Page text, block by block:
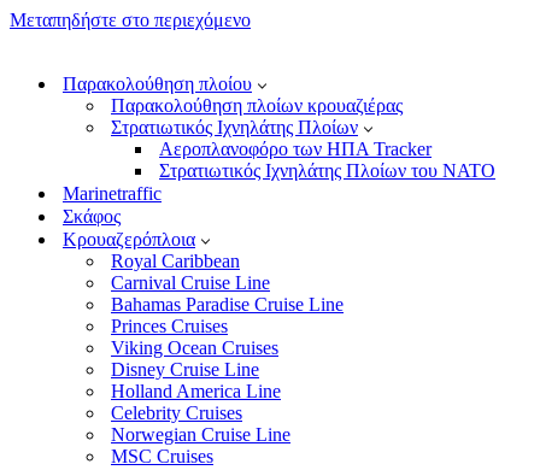
Μεταπηδήστε στο περιεχόμενο
Παρακολούθηση πλοίου
Παρακολούθηση πλοίων κρουαζιέρας
Στρατιωτικός Ιχνηλάτης Πλοίων
Αεροπλανοφόρο των ΗΠΑ Tracker
Στρατιωτικός Ιχνηλάτης Πλοίων του ΝΑΤΟ
Marinetraffic
Σκάφος
Κρουαζερόπλοια
Royal Caribbean
Carnival Cruise Line
Bahamas Paradise Cruise Line
Princes Cruises
Viking Ocean Cruises
Disney Cruise Line
Holland America Line
Celebrity Cruises
Norwegian Cruise Line
MSC Cruises